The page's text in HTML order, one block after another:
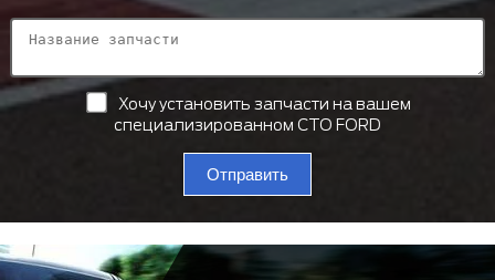
Хочу установить запчасти на вашем
специализированном СТО FORD
Отправить